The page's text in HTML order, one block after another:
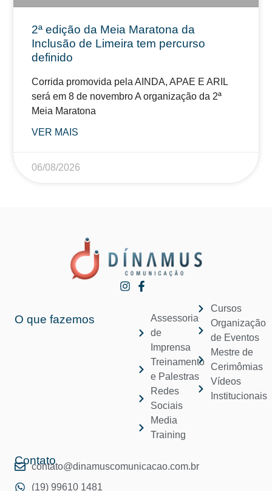
2ª edição da Meia Maratona da
Inclusão de Limeira tem percurso
definido
Corrida promovida pela AINDA, APAE E ARIL
será em 8 de novembro A organização da 2ª
Meia Maratona
VER MAIS
06/08/2026
O que fazemos
Assessoria
de
Imprensa
Treinamento
e Palestras
Redes
Sociais
Media
Training
Cursos
Organização
de Eventos
Mestre de
Cerimômias
Vídeos
Institucionais
Contato
contato@dinamuscomunicacao.com.br
(19) 99610 1481